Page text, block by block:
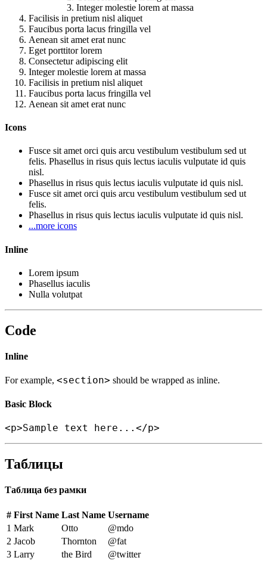
Integer molestie lorem at massa
Facilisis in pretium nisl aliquet
Faucibus porta lacus fringilla vel
Aenean sit amet erat nunc
Eget porttitor lorem
Consectetur adipiscing elit
Integer molestie lorem at massa
Facilisis in pretium nisl aliquet
Faucibus porta lacus fringilla vel
Aenean sit amet erat nunc
Icons
Fusce sit amet orci quis arcu vestibulum vestibulum sed ut
felis. Phasellus in risus quis lectus iaculis vulputate id quis
nisl.
Phasellus in risus quis lectus iaculis vulputate id quis nisl.
Fusce sit amet orci quis arcu vestibulum vestibulum sed ut
felis.
Phasellus in risus quis lectus iaculis vulputate id quis nisl.
...more icons
Inline
Lorem ipsum
Phasellus iaculis
Nulla volutpat
Code
Inline
For example, <section> should be wrapped as inline.
Basic Block
<p>Sample text here...</p>
Таблицы
Таблица без рамки
# First Name Last Name Username
1 Mark Otto
@mdo
2 Jacob Thornton
@fat
3 Larry the Bird @twitter